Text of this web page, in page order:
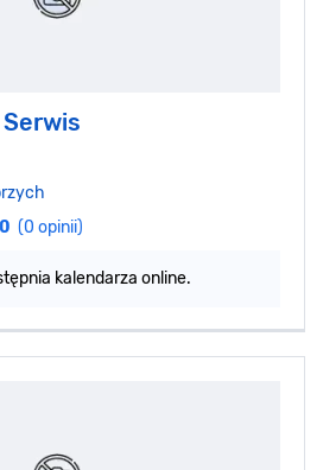
0 (0 opinii)
kalendarza online.